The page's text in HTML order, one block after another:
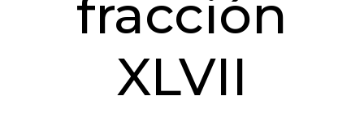
fracción
XLVII